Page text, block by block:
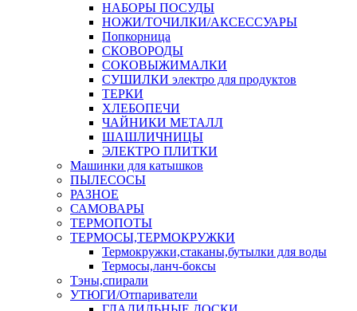
НАБОРЫ ПОСУДЫ
НОЖИ/ТОЧИЛКИ/АКСЕССУАРЫ
Попкорница
СКОВОРОДЫ
СОКОВЫЖИМАЛКИ
СУШИЛКИ электро для продуктов
ТЕРКИ
ХЛЕБОПЕЧИ
ЧАЙНИКИ МЕТАЛЛ
ШАШЛИЧНИЦЫ
ЭЛЕКТРО ПЛИТКИ
Машинки для катышков
ПЫЛЕСОСЫ
РАЗНОЕ
САМОВАРЫ
ТЕРМОПОТЫ
ТЕРМОСЫ,ТЕРМОКРУЖКИ
Термокружки,стаканы,бутылки для воды
Термосы,ланч-боксы
Тэны,спирали
УТЮГИ/Отпариватели